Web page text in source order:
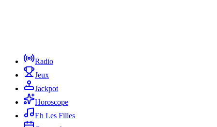
Radio
Jeux
Jackpot
Horoscope
Eh Les Filles